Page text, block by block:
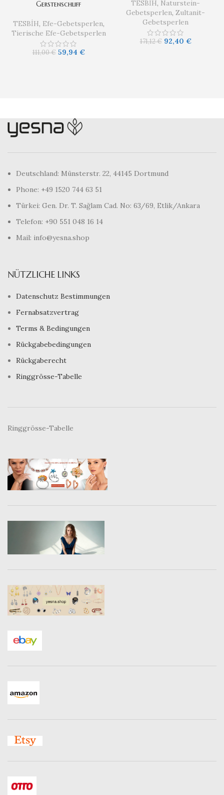
Gerstenschliff
TESBİH, Efe-Gebetsperlen,
Tierische Efe-Gebetsperlen
111,00€ 59,94 €
TESBİH, Naturstein-
Gebetsperlen, Zultanit-
Gebetsperlen
171,12€ 92,40 €
Deutschland: Münsterstr. 22, 44145 Dortmund
Phone: +49 1520 744 63 51
Türkei: Gen. Dr. T. Sağlam Cad. No: 63/69, Etlik/Ankara
Telefon: +90 551 048 16 14
Mail: info@yesna.shop
NÜTZLICHE LINKS
Datenschutz Bestimmungen
Fernabsatzvertrag
Terms & Bedingungen
Rückgabebedingungen
Rückgaberecht
Ringgrösse-Tabelle
Ringgrösse-Tabelle